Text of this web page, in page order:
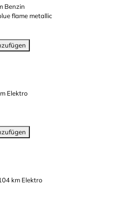
Benzin
flame metallic
Elektro
km Elektro